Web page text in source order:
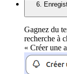
6.
Gagnez du
recherche à
« Créer une